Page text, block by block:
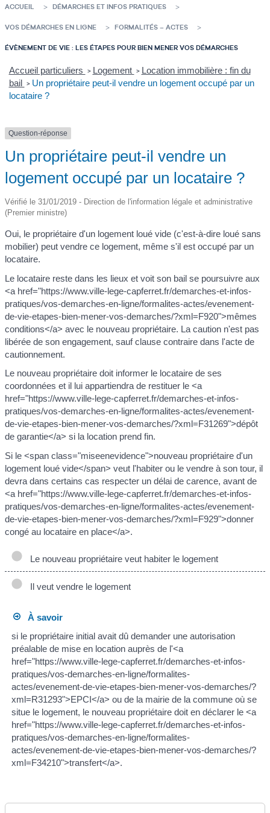
ACCUEIL DÉMARCHES ET INFOS PRATIQUES
VOS DÉMARCHES EN LIGNE FORMALITÉS – ACTES
ÉVÈNEMENT DE VIE : LES ÉTAPES POUR BIEN MENER VOS DÉMARCHES
Accueil particuliers > Logement > Location immobilière : fin du
bail > Un propriétaire peut-il vendre un logement occupé par un
locataire ?
Question-réponse
Un propriétaire peut-il vendre un
logement occupé par un locataire ?
Vérifié le 31/01/2019 - Direction de l'information légale et administrative
(Premier ministre)
Oui, le propriétaire d'un logement loué vide (c'est-à-dire loué sans
mobilier) peut vendre ce logement, même s'il est occupé par un
locataire.
Le locataire reste dans les lieux et voit son bail se poursuivre aux
<a href="https://www.ville-lege-capferret.fr/demarches-et-infos-
pratiques/vos-demarches-en-ligne/formalites-actes/evenement-
de-vie-etapes-bien-mener-vos-demarches/?xml=F920">mêmes
conditions</a> avec le nouveau propriétaire. La caution n'est pas
libérée de son engagement, sauf clause contraire dans l'acte de
cautionnement.
Le nouveau propriétaire doit informer le locataire de ses
coordonnées et il lui appartiendra de restituer le <a
href="https://www.ville-lege-capferret.fr/demarches-et-infos-
pratiques/vos-demarches-en-ligne/formalites-actes/evenement-
de-vie-etapes-bien-mener-vos-demarches/?xml=F31269">dépôt
de garantie</a> si la location prend fin.
Si le <span class="miseenevidence">nouveau propriétaire d'un
logement loué vide</span> veut l'habiter ou le vendre à son tour, il
devra dans certains cas respecter un délai de carence, avant de
<a href="https://www.ville-lege-capferret.fr/demarches-et-infos-
pratiques/vos-demarches-en-ligne/formalites-actes/evenement-
de-vie-etapes-bien-mener-vos-demarches/?xml=F929">donner
congé au locataire en place</a>.
Le nouveau propriétaire veut habiter le logement
Il veut vendre le logement
À savoir
si le propriétaire initial avait dû demander une autorisation
préalable de mise en location auprès de l'<a
href="https://www.ville-lege-capferret.fr/demarches-et-infos-
pratiques/vos-demarches-en-ligne/formalites-
actes/evenement-de-vie-etapes-bien-mener-vos-demarches/?
xml=R31293">EPCI</a> ou de la mairie de la commune où se
situe le logement, le nouveau propriétaire doit en déclarer le <a
href="https://www.ville-lege-capferret.fr/demarches-et-infos-
pratiques/vos-demarches-en-ligne/formalites-
actes/evenement-de-vie-etapes-bien-mener-vos-demarches/?
xml=F34210">transfert</a>.